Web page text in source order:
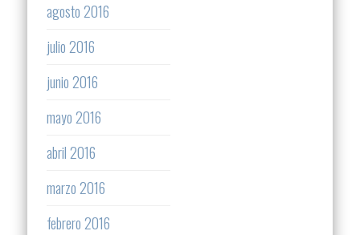
agosto 2016
julio 2016
junio 2016
mayo 2016
abril 2016
marzo 2016
febrero 2016